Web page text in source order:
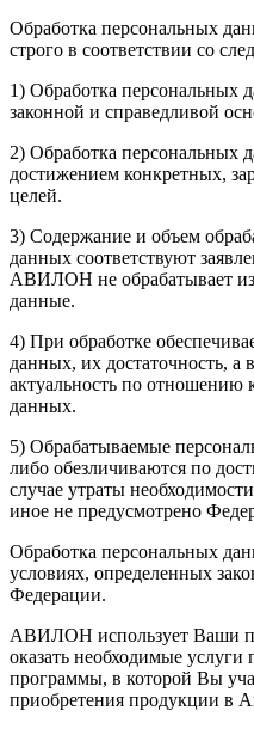
Обработка персональных
строго в соответствии со
1) Обработка персональных
законной и справедливой
2) Обработка персональных
достижением конкретных,
целей.
3) Содержание и объем
данных соответствуют
АВИЛОН не обрабатывает
данные.
4) При обработке
данных, их достаточность, а
актуальность по отношению
данных.
5) Обрабатываемые
либо обезличиваются по
случае утраты
иное не предусмотрено
Обработка персональных
условиях, определенных
Федерации.
АВИЛОН использует Ваши
оказать необходимые
программы, в которой Вы
приобретения продукции в